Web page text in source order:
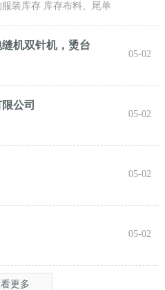
装库存 库存布料、尾单
， 实力雄厚 ！ 长期面向
机双针机，烫台
05-02
公司
05-02
05-02
05-02
更多